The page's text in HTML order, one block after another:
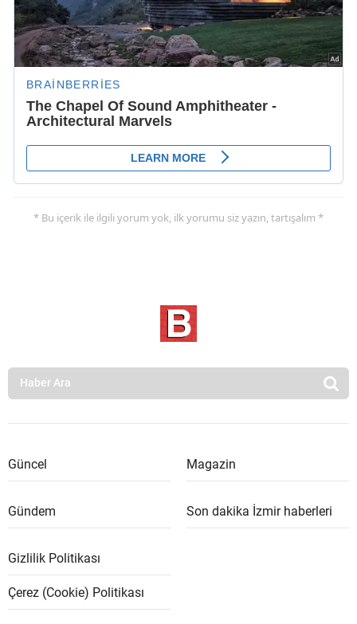
* Bu içerik ile ilgili yorum yok, ilk yorumu siz yazın, tartışalım *
Güncel Magazin
Gündem Son dakika İzmir haberleri
Gizlilik Politikası
Çerez (Cookie) Politikası